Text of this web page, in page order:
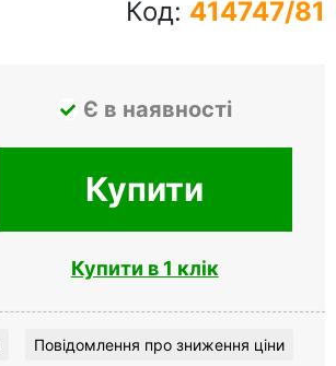
Код: 414747/81
Є в наявності
Купити
Купити в 1 клік
Повідомлення про зниження ціни